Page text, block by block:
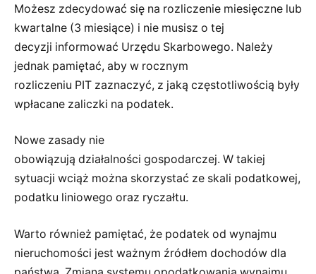
Możesz zdecydować się na rozliczenie miesięczne lub
kwartalne (3 miesiące) i nie musisz o tej
decyzji informować Urzędu Skarbowego. Należy
jednak pamiętać, aby w rocznym
rozliczeniu PIT zaznaczyć, z jaką częstotliwością były
wpłacane zaliczki na podatek.
Nowe zasady nie
obowiązują działalności gospodarczej. W takiej
sytuacji wciąż można skorzystać ze skali podatkowej,
podatku liniowego oraz ryczałtu.
Warto również pamiętać, że podatek od wynajmu
nieruchomości jest ważnym źródłem dochodów dla